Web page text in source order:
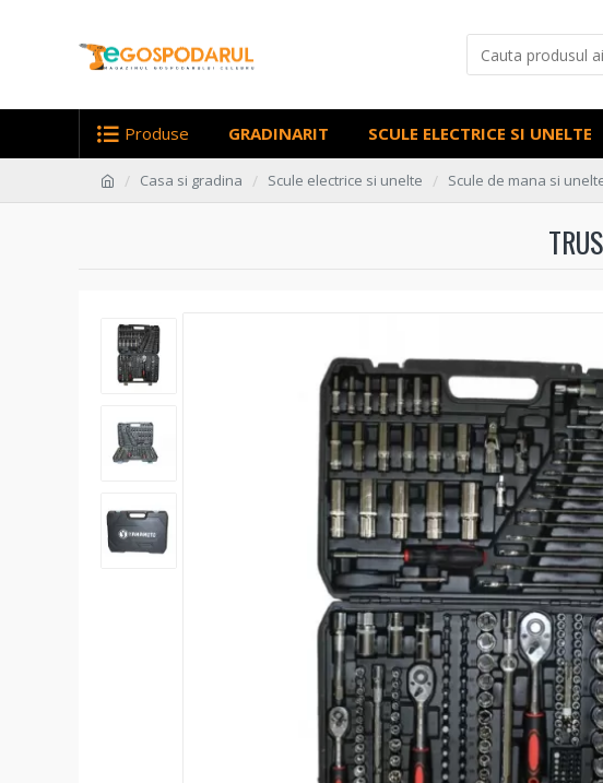
Produse GRADINARIT SCULE ELECTRICE SI UNELTE
Casa si gradina Scule electrice si unelte Scule de mana si